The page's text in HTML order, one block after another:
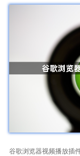
谷歌浏览器视频播放插